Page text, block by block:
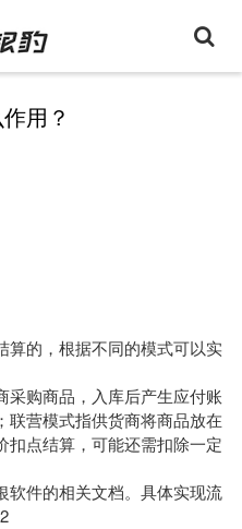
用？
算的，根据不同的模式可以实
采购商品，入库后产生应付账
联营模式指供货商将商品放在
扣点结算，可能还需扣除一定
软件的相关文档。具体实现流